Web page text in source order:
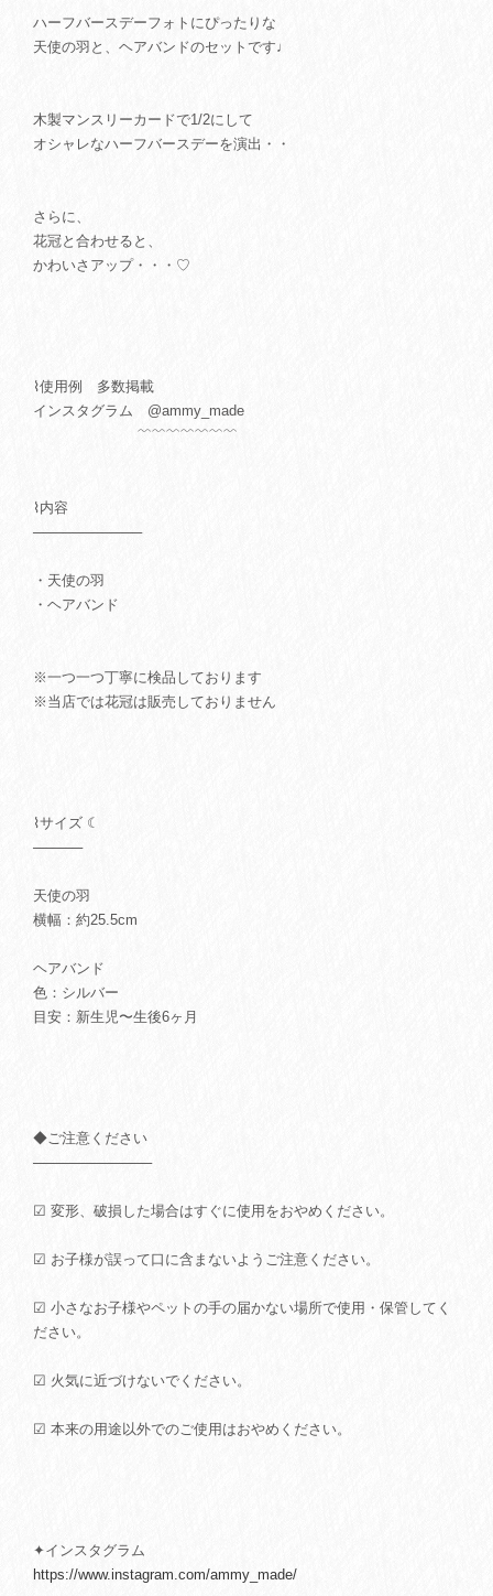
ハーフバースデーフォトにぴったりな
天使の羽と、ヘアバンドのセットです♩
木製マンスリーカードで1/2にして
オシャレなハーフバースデーを演出・・
さらに、
花冠と合わせると、
かわいさアップ・・・♡
⌇使用例 多数掲載
インスタグラム @ammy_made
﹌﹌﹌﹌﹌﹌﹌
⌇内容
───────────
・天使の羽
・ヘアバンド
※一つ一つ丁寧に検品しております
※当店では花冠は販売しておりません
⌇サイズ ☾
─────
天使の羽
横幅：約25.5cm
ヘアバンド
色：シルバー
目安：新生児〜生後6ヶ月
◆ご注意ください
────────────
☑ 変形、破損した場合はすぐに使用をおやめください。
☑ お子様が誤って口に含まないようご注意ください。
☑ 小さなお子様やペットの手の届かない場所で使用・保管してく
ださい。
☑ 火気に近づけないでください。
☑ 本来の用途以外でのご使用はおやめください。
✦インスタグラム
https://www.instagram.com/ammy_made/